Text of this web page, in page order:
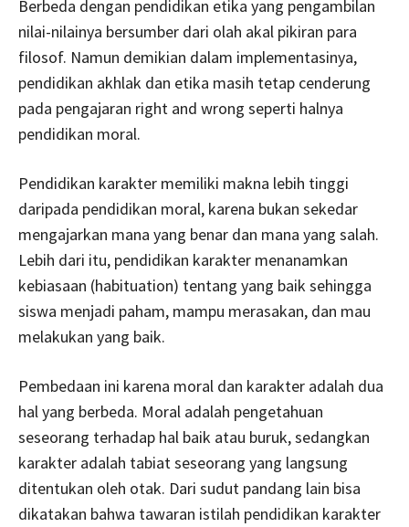
Berbeda dengan pendidikan etika yang pengambilan
nilai-nilainya bersumber dari olah akal pikiran para
filosof. Namun demikian dalam implementasinya,
pendidikan akhlak dan etika masih tetap cenderung
pada pengajaran right and wrong seperti halnya
pendidikan moral.
Pendidikan karakter memiliki makna lebih tinggi
daripada pendidikan moral, karena bukan sekedar
mengajarkan mana yang benar dan mana yang salah.
Lebih dari itu, pendidikan karakter menanamkan
kebiasaan (habituation) tentang yang baik sehingga
siswa menjadi paham, mampu merasakan, dan mau
melakukan yang baik.
Pembedaan ini karena moral dan karakter adalah dua
hal yang berbeda. Moral adalah pengetahuan
seseorang terhadap hal baik atau buruk, sedangkan
karakter adalah tabiat seseorang yang langsung
ditentukan oleh otak. Dari sudut pandang lain bisa
dikatakan bahwa tawaran istilah pendidikan karakter